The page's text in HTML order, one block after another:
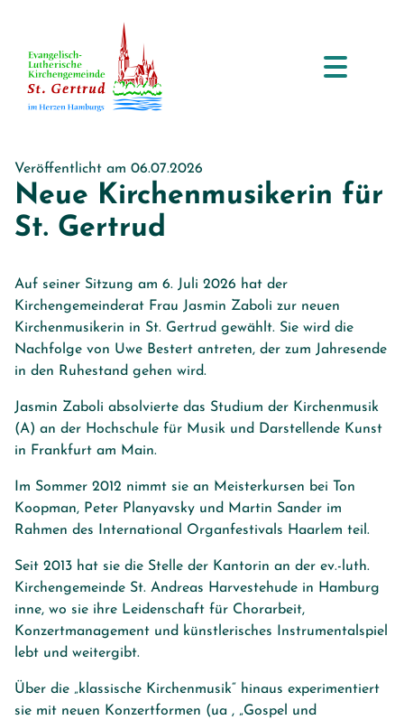
Veröffentlicht am 06.07.2026
Neue Kirchenmusikerin für
St. Gertrud
Auf seiner Sitzung am 6. Juli 2026 hat der
Kirchengemeinderat Frau Jasmin Zaboli zur neuen
Kirchenmusikerin in St. Gertrud gewählt. Sie wird die
Nachfolge von Uwe Bestert antreten, der zum Jahresende
in den Ruhestand gehen wird.
Jasmin Zaboli absolvierte das Studium der Kirchenmusik
(A) an der Hochschule für Musik und Darstellende Kunst
in Frankfurt am Main.
Im Sommer 2012 nimmt sie an Meisterkursen bei Ton
Koopman, Peter Planyavsky und Martin Sander im
Rahmen des International Organfestivals Haarlem teil.
Seit 2013 hat sie die Stelle der Kantorin an der ev.-luth.
Kirchengemeinde St. Andreas Harvestehude in Hamburg
inne, wo sie ihre Leidenschaft für Chorarbeit,
Konzertmanagement und künstlerisches Instrumentalspiel
lebt und weitergibt.
Über die „klassische Kirchenmusik“ hinaus experimentiert
sie mit neuen Konzertformen (ua , „Gospel und